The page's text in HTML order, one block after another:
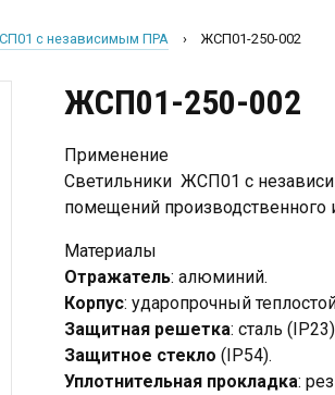
с независимым ПРА ›
ЖСП01-250-002
ЖСП01-250-002
Применение
Светильники ЖСП01 с
помещений производственного
Материалы
Отражатель: алюминий.
Корпус: ударопрочный
Защитная решетка: сталь
Защитное стекло (IP54).
Уплотнительная прокладка: